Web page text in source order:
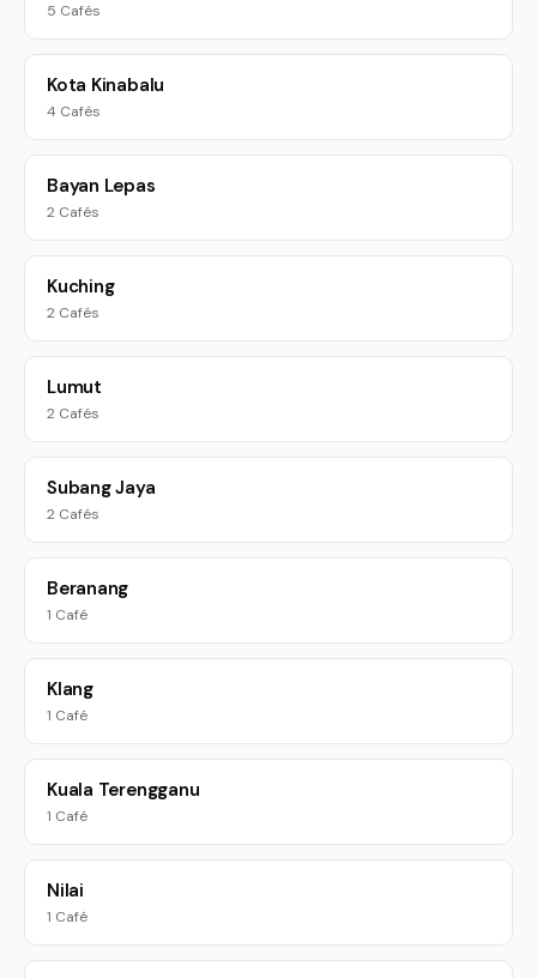
5 Cafés
Kota Kinabalu
4 Cafés
Bayan Lepas
2 Cafés
Kuching
2 Cafés
Lumut
2 Cafés
Subang Jaya
2 Cafés
Beranang
1 Café
Klang
1 Café
Kuala Terengganu
1 Café
Nilai
1 Café